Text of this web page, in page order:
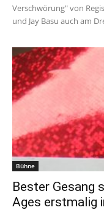
Verschwörung" von
und Jay Basu auch am
Bühne
Bester Gesang
Ages erstmalig